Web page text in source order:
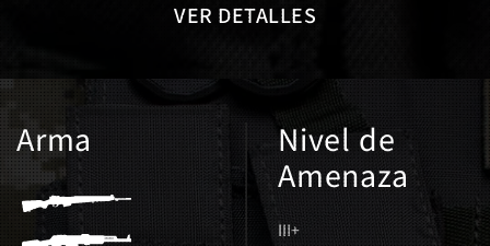
VER DETALLES
Arma Nivel de
Amenaza
III+